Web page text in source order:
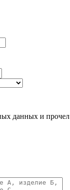
данных и прочел